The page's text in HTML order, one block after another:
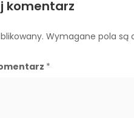
komentarz
Wymagane pola są
*